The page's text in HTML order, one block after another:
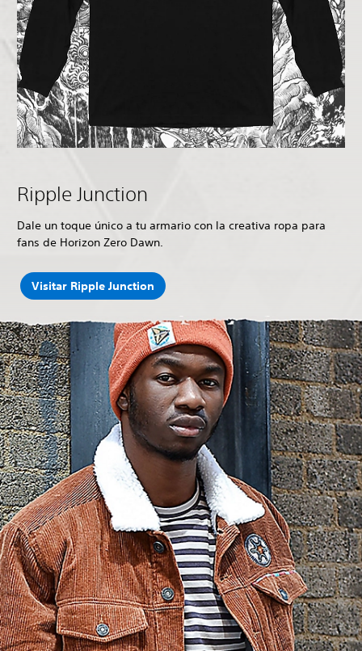
Ripple Junction
Dale un toque único a tu armario con la creativa ropa para
fans de Horizon Zero Dawn.
Visitar Ripple Junction